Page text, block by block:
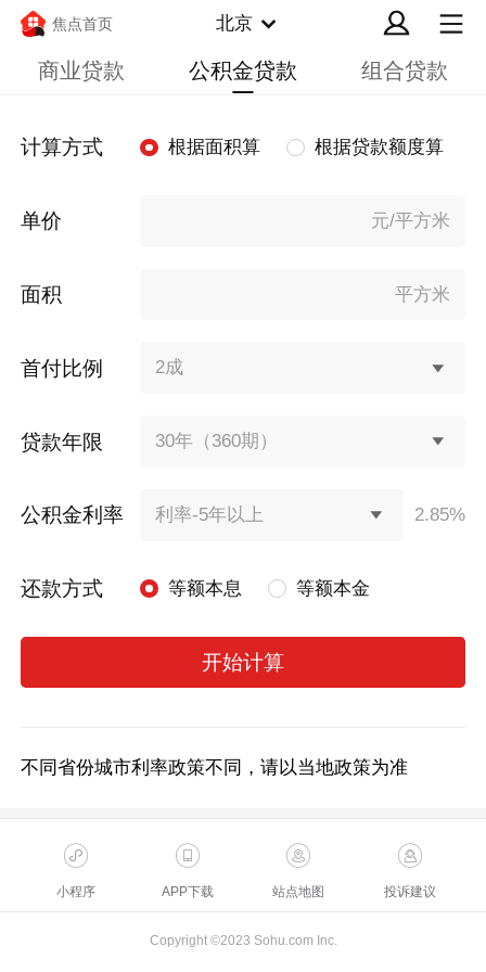
焦点首页 北京
商业贷款 公积金贷款 组合贷款
计算方式 根据面积算 根据贷款额度算
单价 元/平方米
面积 平方米
首付比例 2成
贷款年限 30年（360期）
公积金利率 利率-5年以上 2.85%
还款方式 等额本息 等额本金
开始计算
不同省份城市利率政策不同，请以当地政策为准
小程序 APP下载 站点地图 投诉建议
Copyright ©2023 Sohu.com Inc.